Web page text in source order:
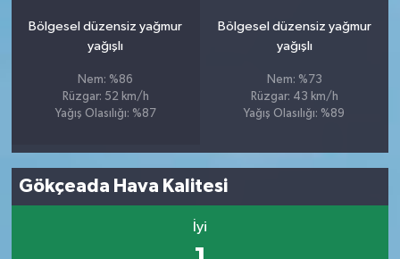
Bölgesel düzensiz yağmur
yağışlı
Nem: %86
Rüzgar: 52 km/h
Yağış Olasılığı: %87
Bölgesel düzensiz yağmur
yağışlı
Nem: %73
Rüzgar: 43 km/h
Yağış Olasılığı: %89
Gökçeada Hava Kalitesi
İyi